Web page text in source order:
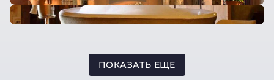
ПОКАЗАТЬ ЕЩЕ